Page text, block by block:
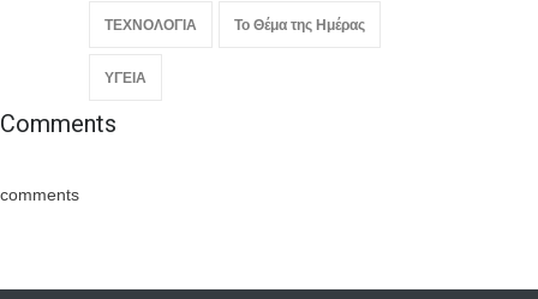
ΤΕΧΝΟΛΟΓΙΑ Το Θέμα της Ημέρας
ΥΓΕΙΑ
Comments
comments